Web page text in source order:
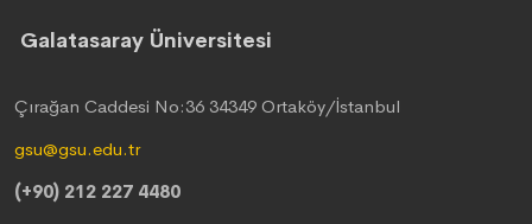
Galatasaray Üniversitesi
Çırağan Caddesi No:36 34349 Ortaköy/İstanbul
gsu@gsu.edu.tr
(+90) 212 227 4480